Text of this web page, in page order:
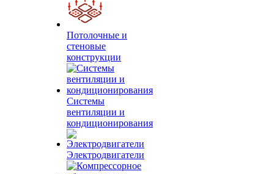
Потолочные и
стеновые
конструкции
Системы
вентиляции и
кондиционирования
Электродвигатели